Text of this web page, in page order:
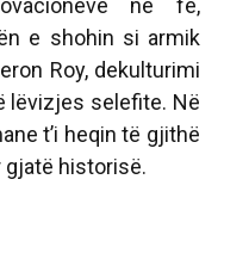
në fe,
e shohin si armik
Roy, dekulturimi
lëvizjes selefite. Në
t’i heqin të gjithë
gjatë historisë.